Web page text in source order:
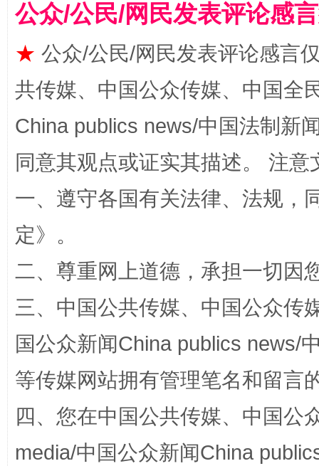
全民健身五年计划来了！等你上场
阿坝州三大球赛在茂县开幕 规模
公众/公民/网民发表评论感
★ 公众/公民/网民发表评论感言
共传媒、中国公众传媒、中国全
China publics news/中国法制新
同意其观点或证实其描述。 注
一、遵守各国有关法律、法规，
定》。
二、尊重网上道德，承担一切因
三、中国公共传媒、中国公众传
国公众新闻China publics news/
等传媒网站拥有管理笔名和留言
四、您在中国公共传媒、中国公
media/中国公众新闻China